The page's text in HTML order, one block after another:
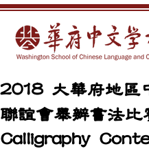
2018 大華府地區
聯誼會舉辦書法比
Calligraphy